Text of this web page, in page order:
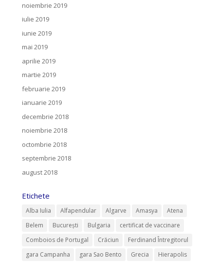
noiembrie 2019
iulie 2019
iunie 2019
mai 2019
aprilie 2019
martie 2019
februarie 2019
ianuarie 2019
decembrie 2018
noiembrie 2018
octombrie 2018
septembrie 2018
august 2018
Etichete
Alba Iulia Alfapendular Algarve Amasya
Atena
Belem
București Bulgaria
certificat de vaccinare
Comboios de Portugal
Crăciun
Ferdinand Întregitorul
gara Campanha
gara Sao Bento Grecia
Hierapolis